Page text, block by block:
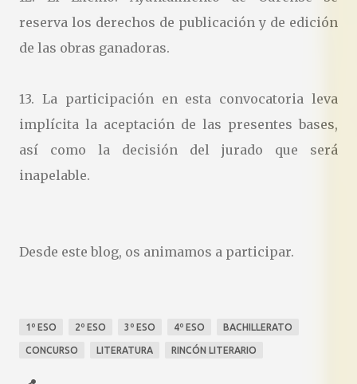
reserva los derechos de publicación y de edición
de las obras ganadoras.
13. La participación en esta convocatoria leva
implícita la aceptación de las presentes bases,
así como la decisión del jurado que será
inapelable.
Desde este blog, os animamos a participar.
1º ESO 2º ESO 3º ESO 4º ESO BACHILLERATO
CONCURSO LITERATURA RINCÓN LITERARIO